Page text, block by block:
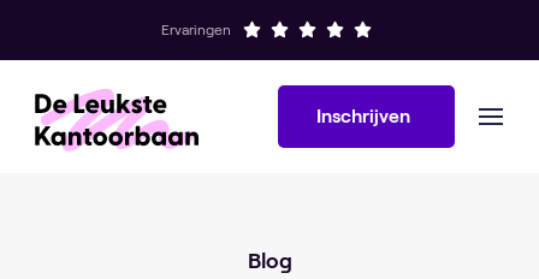
Ervaringen
Inschrijven
Blog